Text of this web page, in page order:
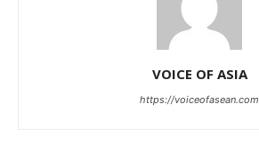
VOICE OF ASIA
https://voiceofasean.com